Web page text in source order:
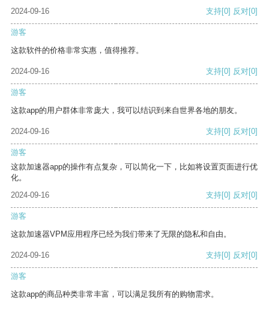
2024-09-16
支持[0] 反对[0]
游客
这款软件的价格非常实惠，值得推荐。
2024-09-16 支持[0] 反对[0]
游客
这款app的用户群体非常庞大，我可以结识到来自世界各地的朋友。
2024-09-16 支持[0] 反对[0]
游客
这款加速器app的操作有点复杂，可以简化一下，比如将设置页面进行优
化。
2024-09-16
支持[0] 反对[0]
游客
这款加速器VPM应用程序已经为我们带来了无限的隐私和自由。
2024-09-16 支持[0] 反对[0]
游客
这款app的商品种类非常丰富，可以满足我所有的购物需求。